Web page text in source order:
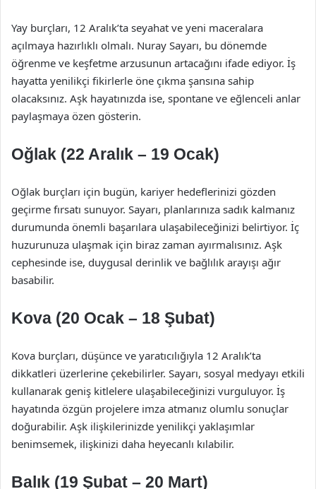
Yay burçları, 12 Aralık’ta seyahat ve yeni maceralara
açılmaya hazırlıklı olmalı. Nuray Sayarı, bu dönemde
öğrenme ve keşfetme arzusunun artacağını ifade ediyor. İş
hayatta yenilikçi fikirlerle öne çıkma şansına sahip
olacaksınız. Aşk hayatınızda ise, spontane ve eğlenceli anlar
paylaşmaya özen gösterin.
Oğlak (22 Aralık – 19 Ocak)
Oğlak burçları için bugün, kariyer hedeflerinizi gözden
geçirme fırsatı sunuyor. Sayarı, planlarınıza sadık kalmanız
durumunda önemli başarılara ulaşabileceğinizi belirtiyor. İç
huzurunuza ulaşmak için biraz zaman ayırmalısınız. Aşk
cephesinde ise, duygusal derinlik ve bağlılık arayışı ağır
basabilir.
Kova (20 Ocak – 18 Şubat)
Kova burçları, düşünce ve yaratıcılığıyla 12 Aralık’ta
dikkatleri üzerlerine çekebilirler. Sayarı, sosyal medyayı etkili
kullanarak geniş kitlelere ulaşabileceğinizi vurguluyor. İş
hayatında özgün projelere imza atmanız olumlu sonuçlar
doğurabilir. Aşk ilişkilerinizde yenilikçi yaklaşımlar
benimsemek, ilişkinizi daha heyecanlı kılabilir.
Balık (19 Şubat – 20 Mart)